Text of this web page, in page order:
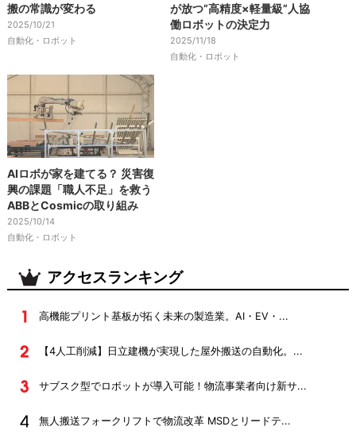
搬の常識が変わる
2025/10/21
自動化・ロボット
が放つ”高精度×軽量級”人協
働ロボットの決定力
2025/11/18
自動化・ロボット
AIロボが家を建てる？ 災害復
興の課題「職人不足」を救う
ABBとCosmicの取り組み
2025/10/14
自動化・ロボット
アクセスランキング
高機能プリント基板が拓く未来の製造業。AI・EV・...
【4人工削減】日立建機が実現した屋外搬送の自動化。...
サブスク型でロボットが導入可能！物流事業者向け新サ...
無人搬送フォークリフトで物流改革 MSDとリードテ...